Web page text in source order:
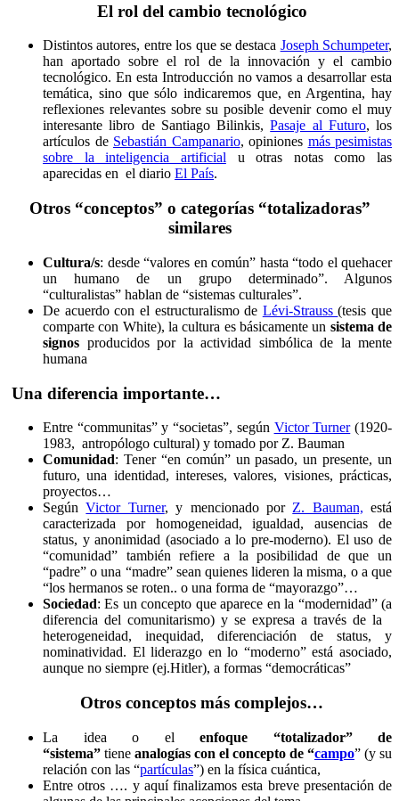
El rol del cambio tecnológico
Distintos autores, entre los que se destaca Joseph Schumpeter,
han aportado sobre el rol de la innovación y el cambio
tecnológico. En esta Introducción no vamos a desarrollar esta
temática, sino que sólo indicaremos que, en Argentina, hay
reflexiones relevantes sobre su posible devenir como el muy
interesante libro de Santiago Bilinkis,Pasaje al Futuro, los
artículos de Sebastián Campanario, opiniones más pesimistas
sobre la inteligencia artificialu otras notas como las
aparecidas en el diario El País.
Otros “conceptos” o categorías “totalizadoras”
similares
Cultura/s: desde “valores en común” hasta “todo el quehacer
un humano de un grupo determinado”. Algunos
“culturalistas” hablan de “sistemas culturales”.
De acuerdo con el estructuralismo de Lévi-Strauss(tesis que
comparte con White), la cultura es básicamente un sistema de
signos producidos por la actividad simbólica de la mente
humana
Una diferencia importante…
Entre “communitas” y “societas”, según Victor Turner(1920-
1983, antropólogo cultural) y tomado por Z. Bauman
Comunidad: Tener “en común” un pasado, un presente, un
futuro, una identidad, intereses, valores, visiones, prácticas,
proyectos…
SegúnVictor Turner, y mencionado por Z. Bauman, está
caracterizada por homogeneidad, igualdad, ausencias de
status, y anonimidad (asociado a lo pre-moderno). El uso de
“comunidad” también refiere a la posibilidad de que un
“padre” o una “madre” sean quienes lideren la misma, o a que
“los hermanos se roten.. o una forma de “mayorazgo”…
Sociedad: Es un concepto que aparece en la “modernidad” (a
diferencia del comunitarismo) y se expresa a través de la
heterogeneidad, inequidad, diferenciación de status, y
nominatividad. El liderazgo en lo “moderno” está asociado,
aunque no siempre (ej.Hitler), a formas “democráticas”
Otros conceptos más complejos…
La idea o el enfoque “totalizador” de
“sistema” tiene analogías con el concepto de “campo” (y su
relación con las “partículas”) en la física cuántica,
Entre otros …. y aquí finalizamos esta breve presentación de